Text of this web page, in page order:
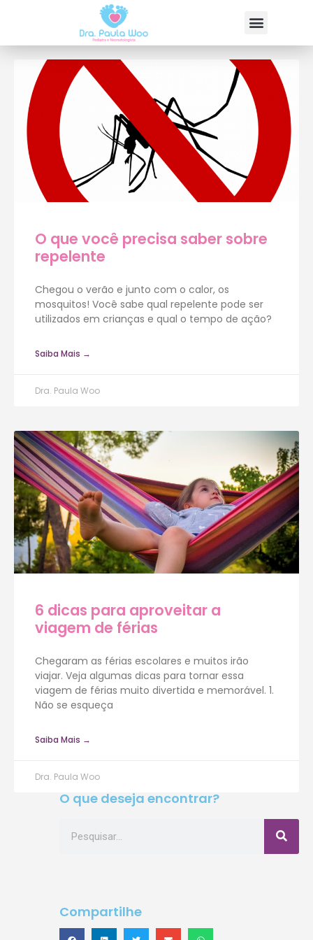
O que você precisa saber sobre
repelente
Chegou o verão e junto com o calor, os
mosquitos! Você sabe qual repelente pode ser
utilizados em crianças e qual o tempo de ação?
Saiba Mais →
Dra. Paula Woo
6 dicas para aproveitar a
viagem de férias
Chegaram as férias escolares e muitos irão
viajar. Veja algumas dicas para tornar essa
viagem de férias muito divertida e memorável. 1.
Não se esqueça
Saiba Mais →
Dra. Paula Woo
O que deseja encontrar?
Compartilhe